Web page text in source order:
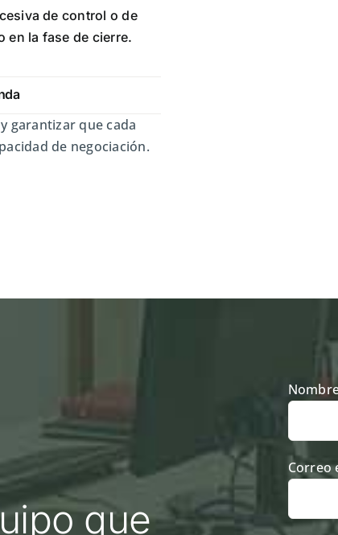
de control o de
en la fase de cierre.
garantizar que cada
de negociación.
que
Correo